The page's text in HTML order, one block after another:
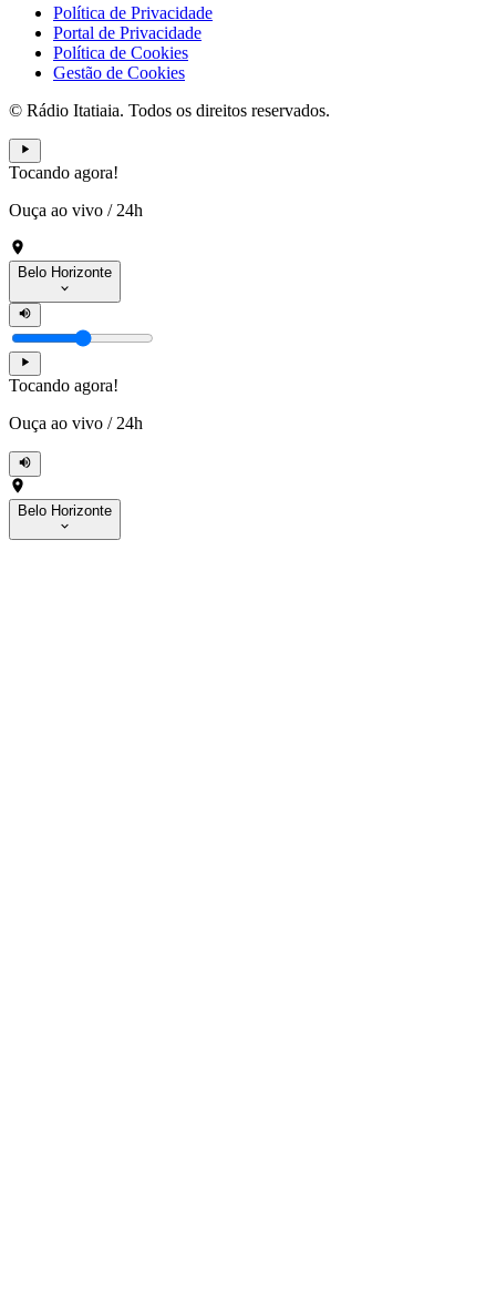
Política de Privacidade
Portal de Privacidade
Política de Cookies
Gestão de Cookies
© Rádio Itatiaia. Todos os direitos reservados.
Tocando agora!
Ouça ao vivo /24h
Belo Horizonte
Tocando agora!
Ouça ao vivo /24h
Belo Horizonte